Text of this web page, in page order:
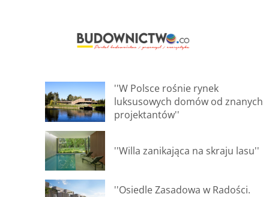
''W Polsce rośnie rynek
luksusowych domów od znanych
projektantów''
''Willa zanikająca na skraju lasu''
''Osiedle Zasadowa w Radości.